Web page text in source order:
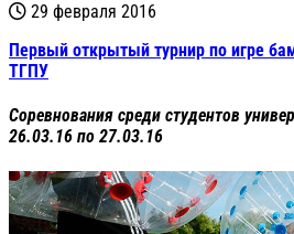
29 февраля 2016
Первый открытый турнир по игре
ТГПУ
Соревнования среди студентов
26.03.16 по 27.03.16